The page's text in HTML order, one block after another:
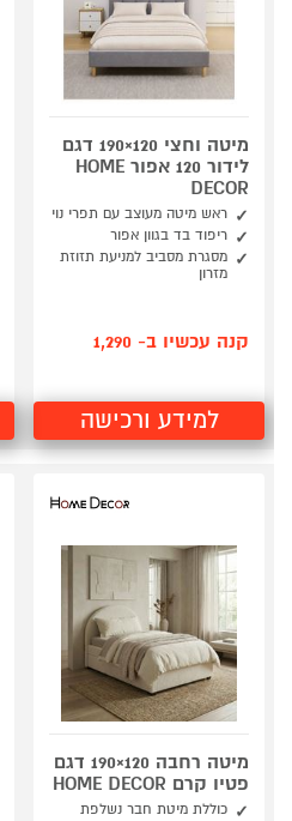
מיטה וחצי 120×190 דגם
לידור 120 אפור HOME
DECOR
ראש מיטה מעוצב עם תפרי נוי
ריפוד בד בגוון אפור
מסגרת מסביב למניעת תזוזת
מזרון
קנה עכשיו ב- 1,290
למידע ורכישה
מיטה רחבה 120×190 דגם
פטיו קרם HOME DECOR
כוללת מיטת חבר נשלפת